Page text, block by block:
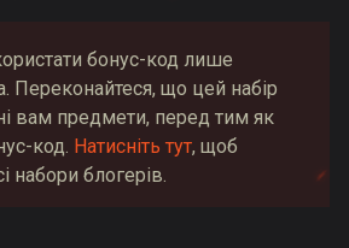
бонус-код лише
Переконайтеся, що цей набір
вам предмети, перед тим як
код. Натисніть тут, щоб
набори блогерів.